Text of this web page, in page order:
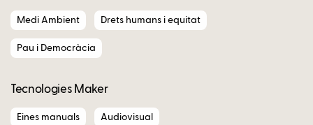
Medi Ambient Drets humans i equitat
Pau i Democràcia
Tecnologies Maker
Eines manuals Audiovisual